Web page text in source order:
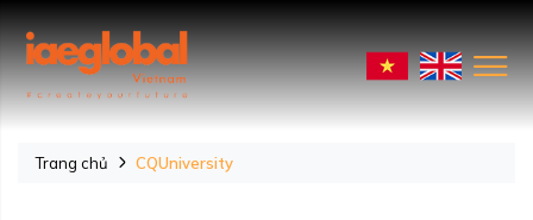
Trang chủ CQUniversity